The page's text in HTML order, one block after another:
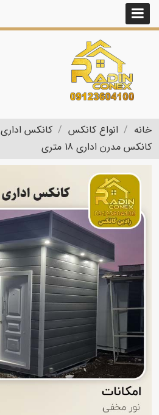
خانه انواع کانکس
کانکس اداری
کانکس مدرن اداری 18 متری